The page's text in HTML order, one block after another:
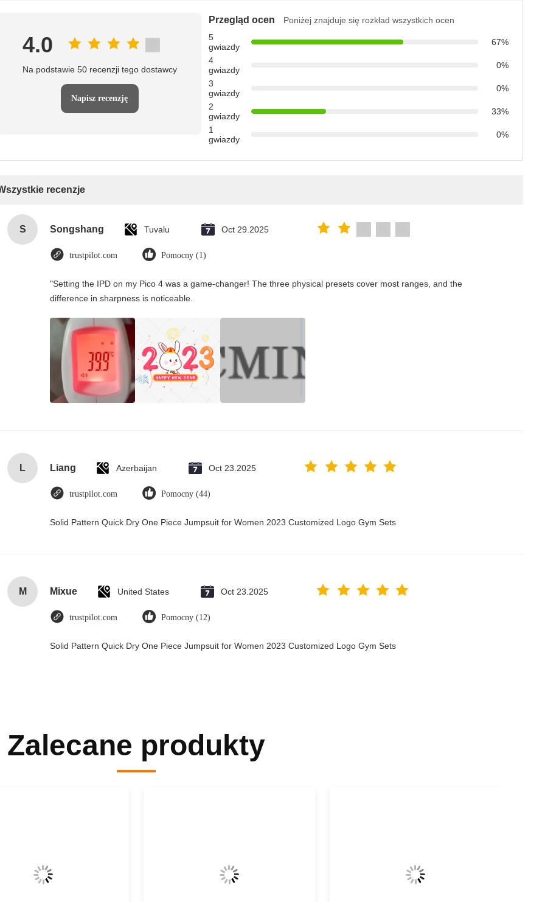
4.0
Na podstawie 50 recenzji tego dostawcy
Napisz recenzję
Przegląd ocen
Poniżej znajduje się rozkład wszystkich ocen
5
gwiazdy
67%
4
gwiazdy
0%
3
gwiazdy
0%
2
gwiazdy
33%
1
gwiazdy
0%
recenzje
S Songshang Tuvalu Oct 29.2025
trustpilot.com Pomocny (1)
"Setting the IPD on my Pico 4 was a game-changer! The three physical presets cover most ranges, and the
difference in sharpness is noticeable.
L Liang Azerbaijan Oct 23.2025
trustpilot.com Pomocny (44)
Solid Pattern Quick Dry One Piece Jumpsuit for Women 2023 Customized Logo Gym Sets
M Mixue United States Oct 23.2025
trustpilot.com Pomocny (12)
Solid Pattern Quick Dry One Piece Jumpsuit for Women 2023 Customized Logo Gym Sets
Zalecane produkty